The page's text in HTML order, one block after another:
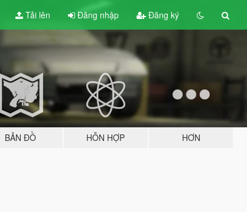
Tải lên Đăng nhập Đăng ký
BẢN ĐỒ HỖN HỢP HƠN